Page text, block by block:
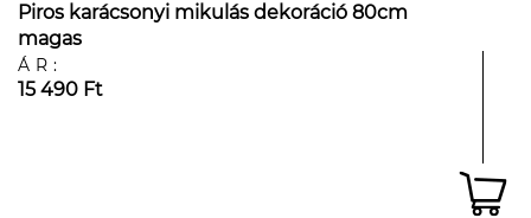
Piros karácsonyi mikulás dekoráció 80cm
magas
ÁR:
15 490 Ft